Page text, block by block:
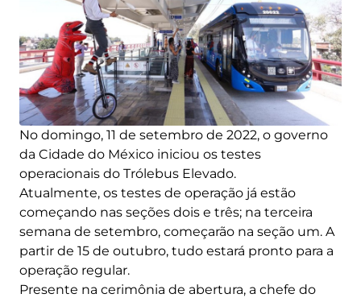
No domingo, 11 de setembro de 2022, o governo
da Cidade do México iniciou os testes
operacionais do Trólebus Elevado.
Atualmente, os testes de operação já estão
começando nas seções dois e três; na terceira
semana de setembro, começarão na seção um. A
partir de 15 de outubro, tudo estará pronto para a
operação regular.
Presente na cerimônia de abertura, a chefe do